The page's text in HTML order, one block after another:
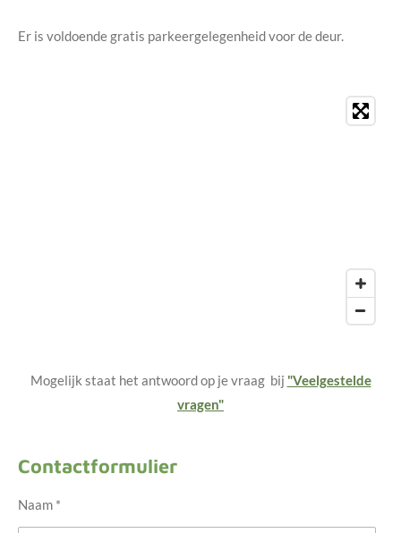
Er is voldoende gratis parkeergelegenheid voor de deur.
Mogelijk staat het antwoord op je vraag bij "Veelgestelde
vragen"
Contactformulier
Naam *